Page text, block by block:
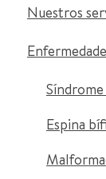
Nuestros
Espina